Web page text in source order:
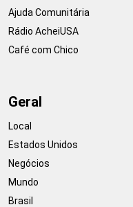
Ajuda Comunitária
Rádio AcheiUSA
Café com Chico
Geral
Local
Estados Unidos
Negócios
Mundo
Brasil